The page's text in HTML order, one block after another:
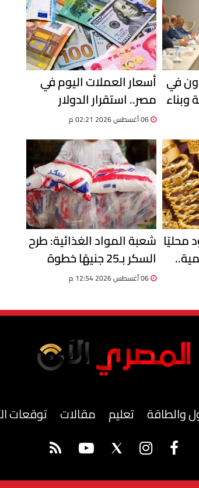
في
وبناء
أسعار العملات اليوم في
مصر.. استقرار الدولار
وترقب لتحركات سوق
الصرف
06 أغسطس 2026 02:21 م
محليًا شعبة المواد الغذائية: طرح
السكر بـ25 جنيهًا خطوة
لضبط الأسعار ومواجهة
06 أغسطس 2026 12:54 م
والطاقة تعليم مقالات توقعات